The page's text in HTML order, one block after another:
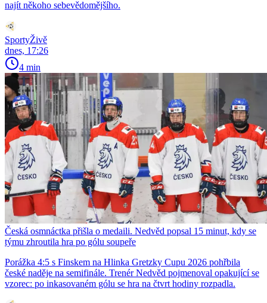
najít někoho sebevědomějšího.
SportyŽivě
dnes, 17:26
4 min
Česká osmnáctka přišla o medaili. Nedvěd popsal 15 minut, kdy se
týmu zhroutila hra po gólu soupeře
Porážka 4:5 s Finskem na Hlinka Gretzky Cupu 2026 pohřbila
české naděje na semifinále. Trenér Nedvěd pojmenoval opakující se
vzorec: po inkasovaném gólu se hra na čtvrt hodiny rozpadla.